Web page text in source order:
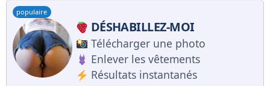
populaire
DÉSHABILLEZ-MOI
Télécharger une photo
Enlever les vêtements
Résultats instantanés